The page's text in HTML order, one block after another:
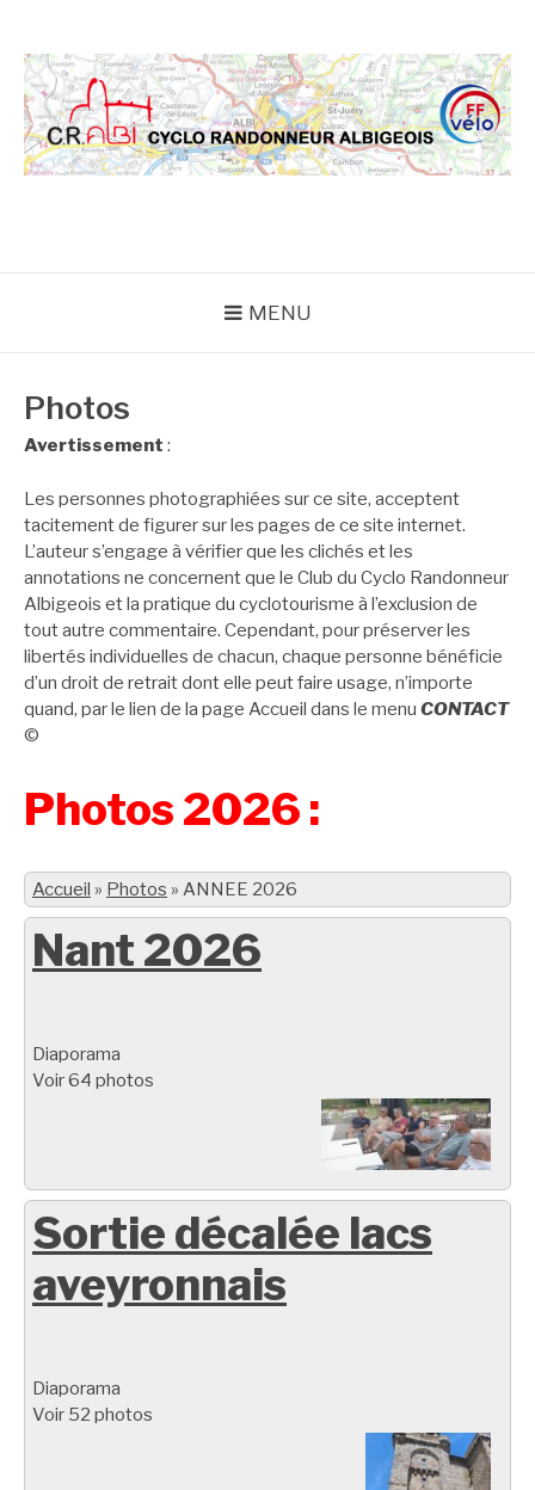
contenu
MENU
Photos
Avertissement :
Les personnes photographiées sur ce site, acceptent
tacitement de figurer sur les pages de ce site internet.
L’auteur s’engage à vérifier que les clichés et les
annotations ne concernent que le Club du Cyclo Randonneur
Albigeois et la pratique du cyclotourisme à l’exclusion de
tout autre commentaire. Cependant, pour préserver les
libertés individuelles de chacun, chaque personne bénéficie
d’un droit de retrait dont elle peut faire usage, n’importe
quand, par le lien de la page Accueil dans le menu CONTACT
©
Photos 2026 :
Accueil » Photos » ANNEE 2026
Nant 2026
Diaporama
Voir 64 photos
Sortie décalée lacs
aveyronnais
Diaporama
Voir 52 photos